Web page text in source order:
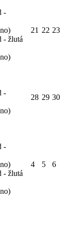
-
- žlutá
21 22 23
-
28 29 30
-
- žlutá
4 5 6